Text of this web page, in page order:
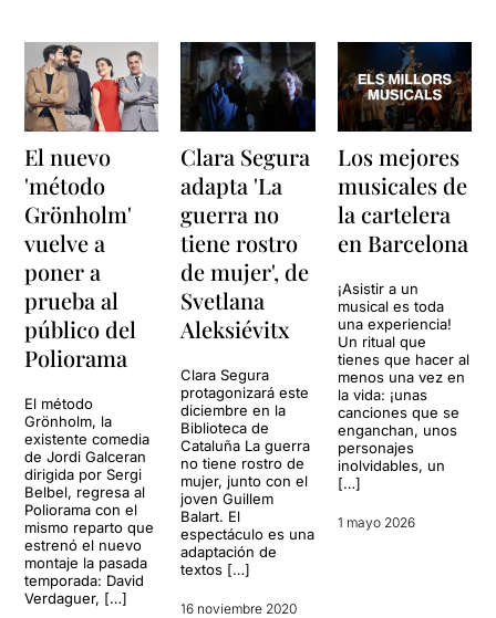
El nuevo
'método
Grönholm'
vuelve a
poner a
prueba al
público del
Poliorama
El método
Grönholm, la
existente comedia
de Jordi Galceran
dirigida por Sergi
Belbel, regresa al
Poliorama con el
mismo reparto que
estrenó el nuevo
montaje la pasada
temporada: David
Verdaguer, […]
Clara Segura
adapta 'La
guerra no
tiene rostro
de mujer', de
Svetlana
Aleksiévitx
Clara Segura
protagonizará este
diciembre en la
Biblioteca de
Cataluña La guerra
no tiene rostro de
mujer, junto con el
joven Guillem
Balart. El
espectáculo es una
adaptación de
textos […]
16 noviembre 2020
Los mejores
musicales de
la cartelera
en Barcelona
¡Asistir a un
musical es toda
una experiencia!
Un ritual que
tienes que hacer al
menos una vez en
la vida: ¡unas
canciones que se
enganchan, unos
personajes
inolvidables, un
[…]
1 mayo 2026